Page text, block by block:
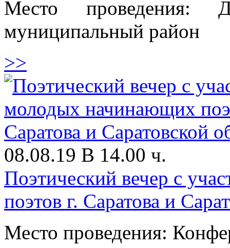
Место проведения:
муниципальный район
>>
08.08.19 В 14.00 ч.
Поэтический вечер с
поэтов г. Саратова и
Место проведения: